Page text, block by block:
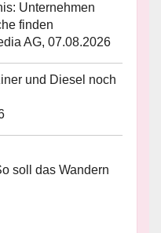
Unternehmen
finden
AG, 07.08.2026
und Diesel noch
soll das Wandern